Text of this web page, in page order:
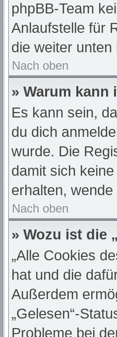
phpBB-Team
Anlaufstelle für
die weiter
Nach oben
» Warum
Es kann sein,
du dich
wurde. Die
damit sich
erhalten,
Nach oben
» Wozu ist die
„Alle Cookies
hat und die
Außerdem
„Gelesen“-
Probleme bei